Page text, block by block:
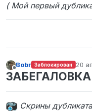
( Мой первый
Не в сети
Bobr Заблокирован 20
Cкрины